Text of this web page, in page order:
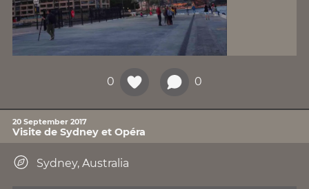
0 0
20 September 2017
Visite de Sydney et Opéra
Sydney, Australia